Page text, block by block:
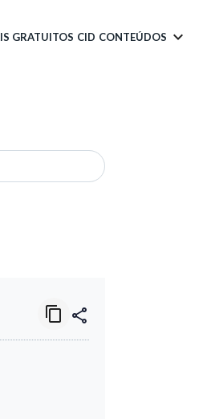
GRATUITOS CID CONTEÚDOS